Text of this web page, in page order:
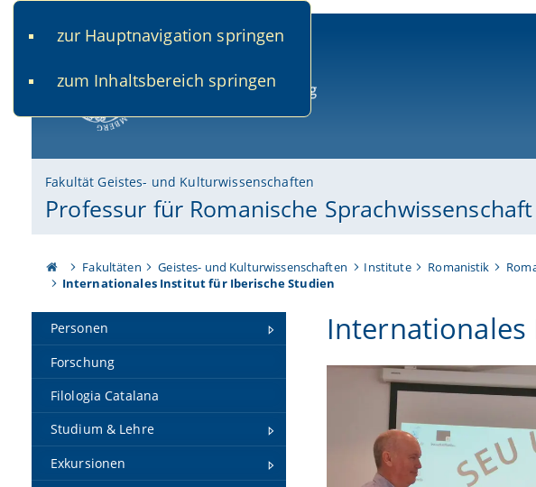
zur Hauptnavigation springen
zum Inhaltsbereich springen
Fakultät Geistes- und Kulturwissenschaften
Professur für Romanische Sprachwissenschaft
Fakultäten Geistes- und Kulturwissenschaften Institute Romanistik
Internationales Institut für Iberische Studien
Personen
Forschung
Filologia Catalana
Studium & Lehre
Exkursionen